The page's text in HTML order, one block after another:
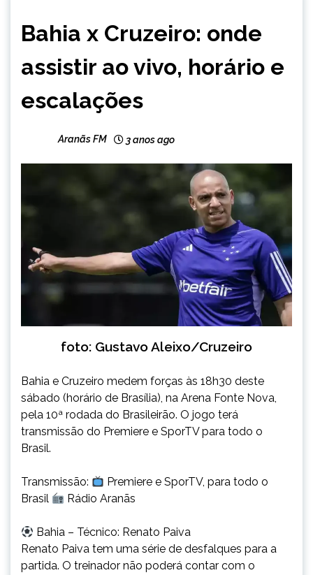
Bahia x Cruzeiro: onde
assistir ao vivo, horário e
escalações
Aranãs FM 3 anos ago
foto: Gustavo Aleixo/Cruzeiro
Bahia e Cruzeiro medem forças às 18h30 deste
sábado (horário de Brasília), na Arena Fonte Nova,
pela 10ª rodada do Brasileirão. O jogo terá
transmissão do Premiere e SporTV para todo o
Brasil.
Transmissão:
Premiere e SporTV, para todo o
Brasil
Rádio Aranãs
Bahia – Técnico: Renato Paiva
Renato Paiva tem uma série de desfalques para a
partida. O treinador não poderá contar com o